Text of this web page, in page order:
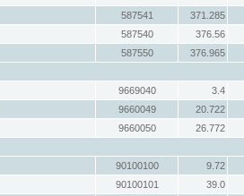
587541
371.285
587540
376.56
587550
376.965
9669040
3.4
9660049
20.722
9660050
26.772
90100100
9.72
90100101
39.0